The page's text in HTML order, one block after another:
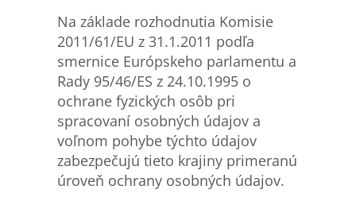
Na základe rozhodnutia Komisie
2011/61/EU z 31.1.2011 podľa
smernice Európskeho parlamentu a
Rady 95/46/ES z 24.10.1995 o
ochrane fyzických osôb pri
spracovaní osobných údajov a
voľnom pohybe týchto údajov
zabezpečujú tieto krajiny primeranú
úroveň ochrany osobných údajov.